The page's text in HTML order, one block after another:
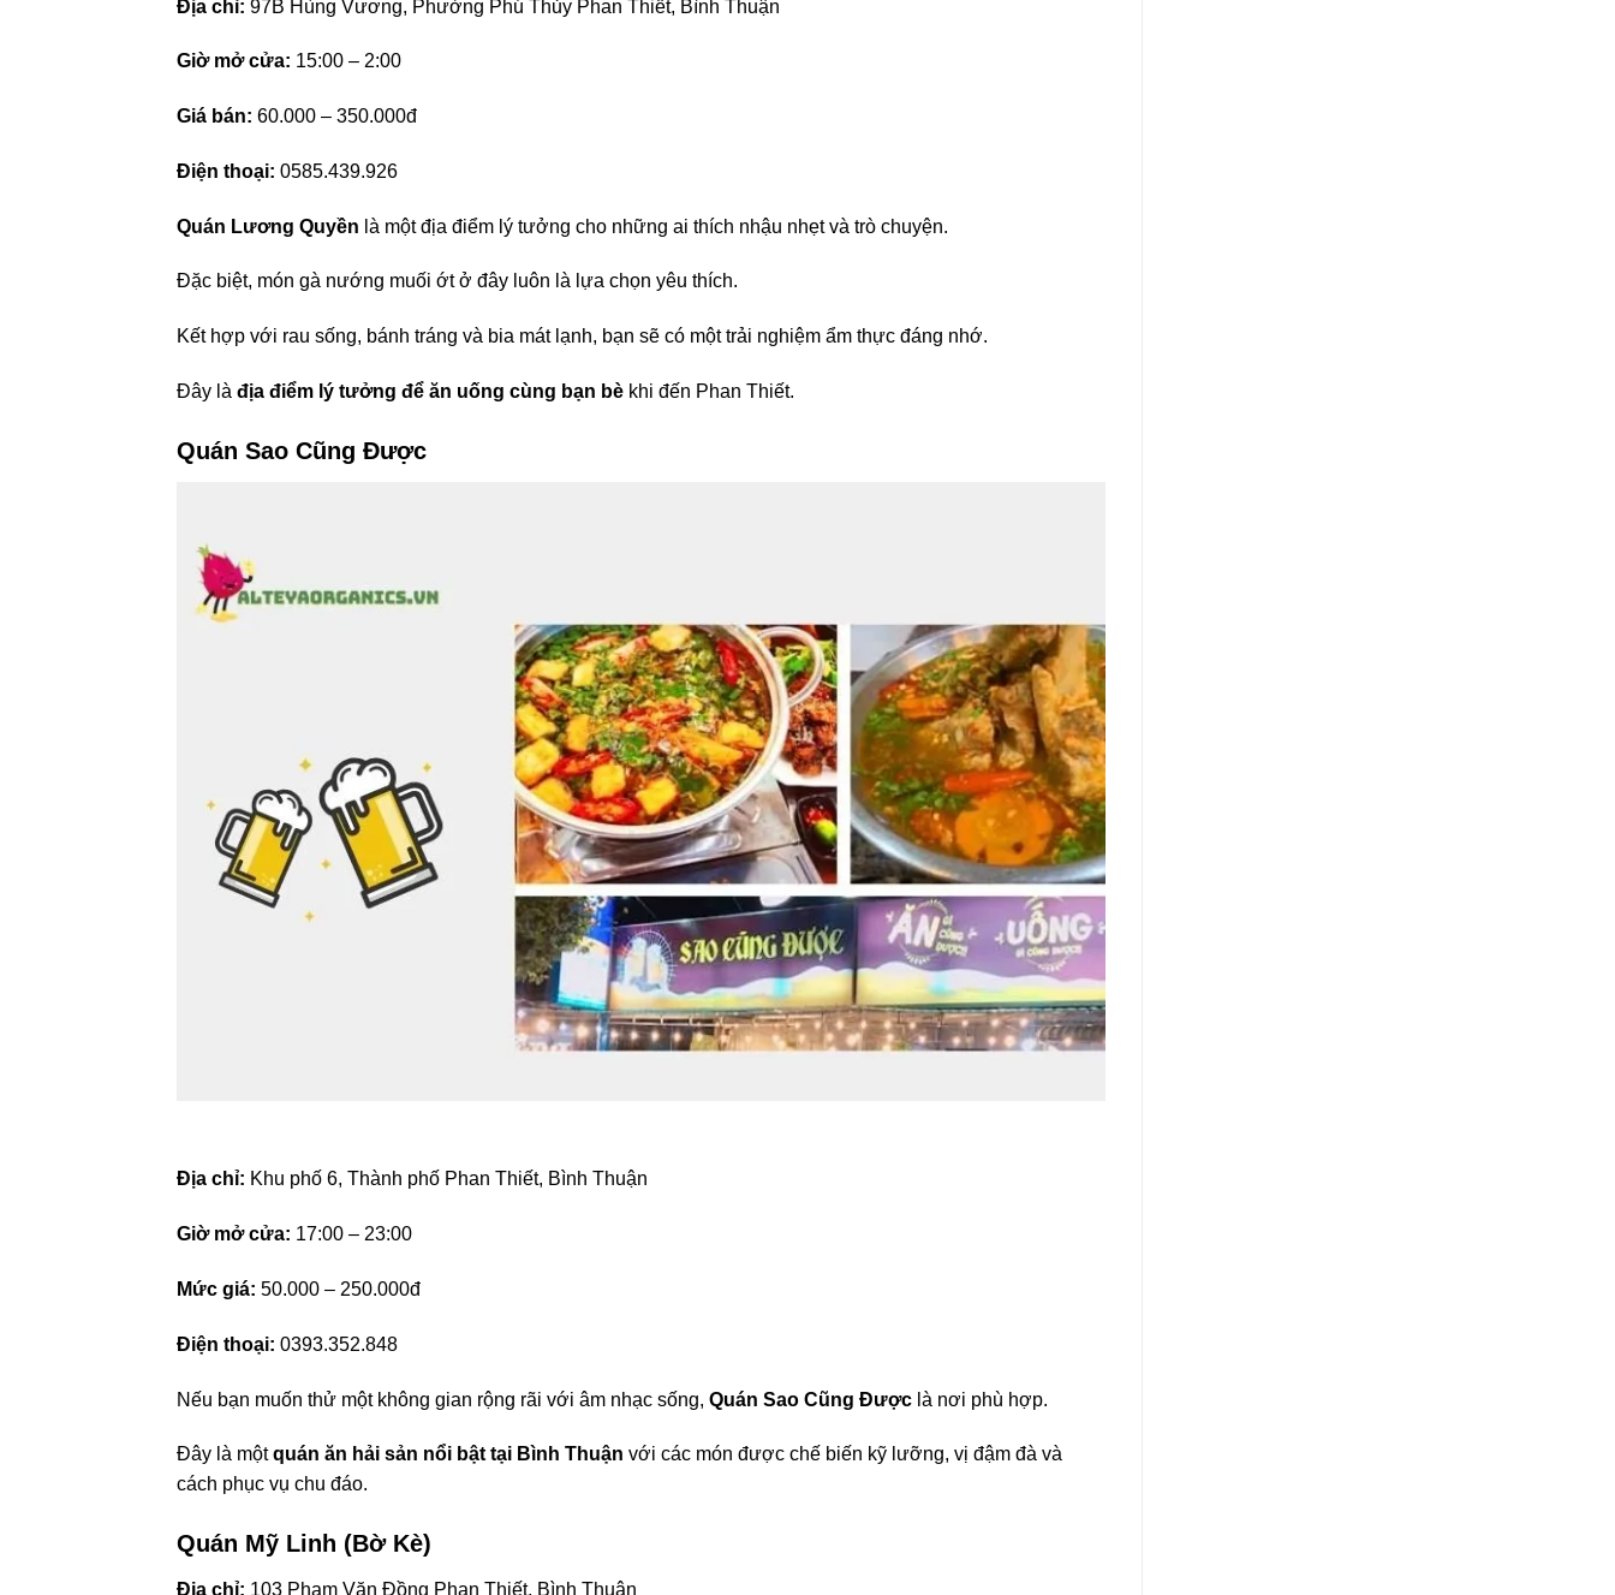
Địa chỉ: 97B Hùng Vương, Phường Phú Thủy Phan Thiết, Bình Thuận
Giờ mở cửa: 15:00 – 2:00
Giá bán: 60.000 – 350.000đ
Điện thoại: 0585.439.926
Quán Lương Quyền là một địa điểm lý tưởng cho những ai thích nhậu nhẹt và trò chuyện.
Đặc biệt, món gà nướng muối ớt ở đây luôn là lựa chọn yêu thích.
Kết hợp với rau sống, bánh tráng và bia mát lạnh, bạn sẽ có một trải nghiệm ẩm thực đáng nhớ.
Đây là địa điểm lý tưởng để ăn uống cùng bạn bè khi đến Phan Thiết.
Quán Sao Cũng Được
Địa chỉ: Khu phố 6, Thành phố Phan Thiết, Bình Thuận
Giờ mở cửa: 17:00 – 23:00
Mức giá: 50.000 – 250.000đ
Điện thoại: 0393.352.848
Nếu bạn muốn thử một không gian rộng rãi với âm nhạc sống, Quán Sao Cũng Được là nơi phù hợp.
Đây là mộtquán ăn hải sản nổi bật tại Bình Thuận với các món được chế biến kỹ lưỡng, vị đậm đà và
cách phục vụ chu đáo.
Quán Mỹ Linh (Bờ Kè)
Địa chỉ: 103 Phạm Văn Đồng Phan Thiết, Bình Thuận